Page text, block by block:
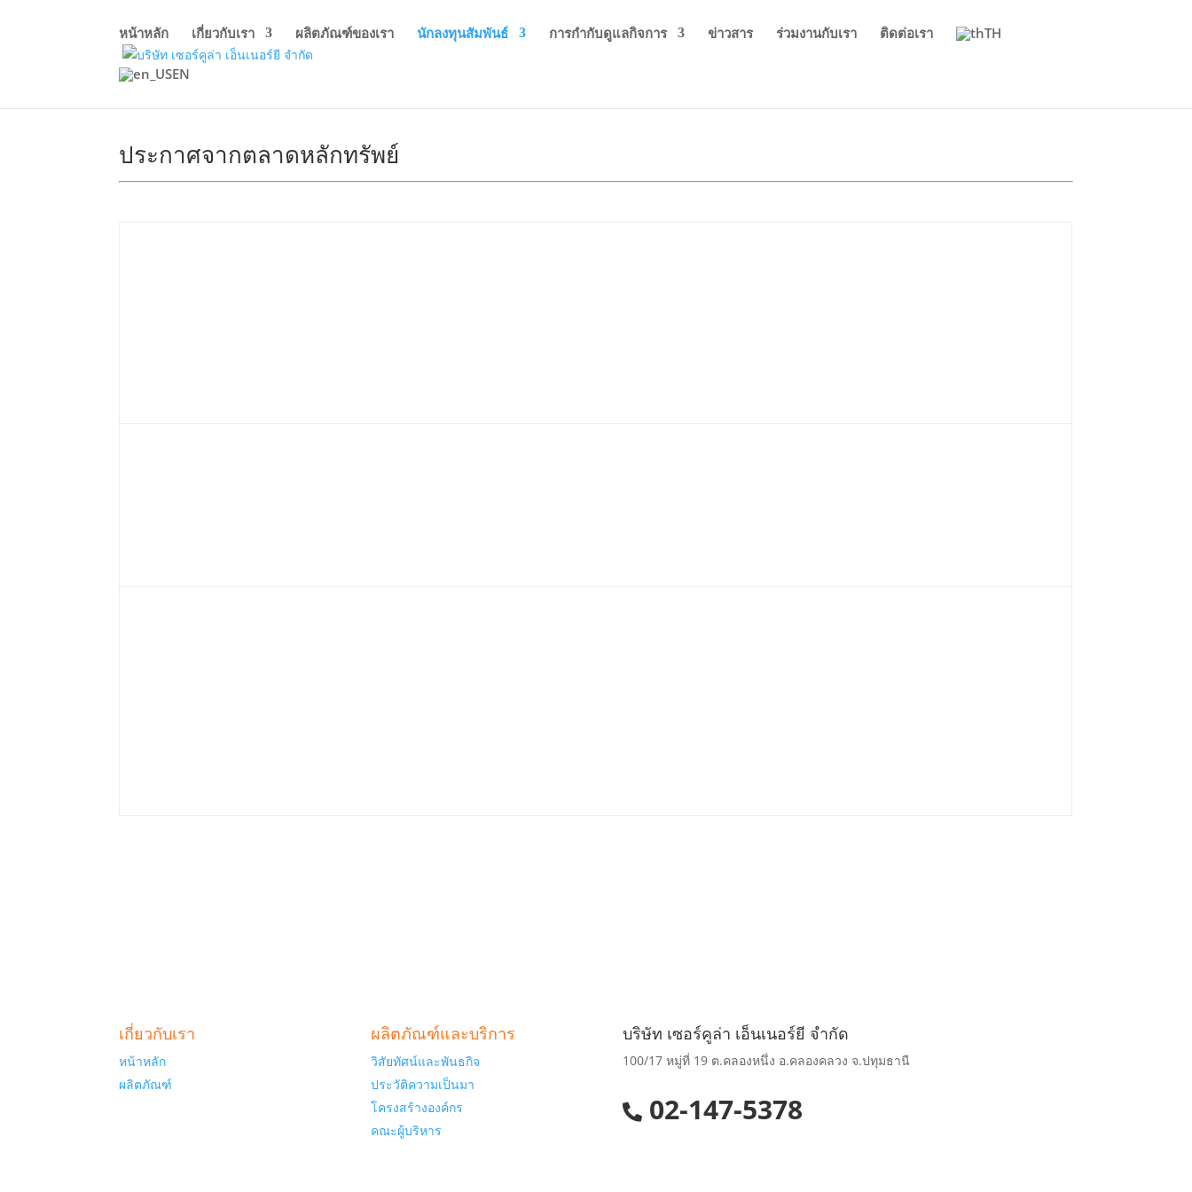
หน้าหลัก เกี่ยวกับเรา ผลิตภัณฑ์ของเรา นักลงทุนสัมพันธ์ การกำกับดูแลกิจการ ข่าวสาร ร่วมงานกับเรา ติดต่อเรา TH
EN
ประกาศจากตลาดหลักทรัพย์
เกี่ยวกับเรา
หน้าหลัก
ผลิตภัณฑ์
ผลิตภัณฑ์และบริการ
วิสัยทัศน์และพันธกิจ
ประวัติความเป็นมา
โครงสร้างองค์กร
คณะผู้บริหาร
บริษัท เซอร์คูล่า เอ็นเนอร์ยี จำกัด
100/17 หมู่ที่ 19 ต.คลองหนึ่ง อ.คลองคลวง จ.ปทุมธานี
02-147-5378